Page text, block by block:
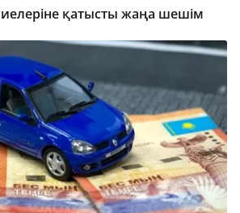
иелеріне қатысты жаңа шешім